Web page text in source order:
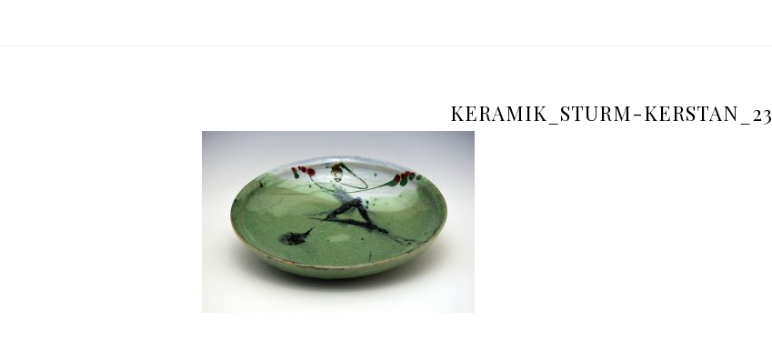
KERAMIK_STURM-KERSTAN_23